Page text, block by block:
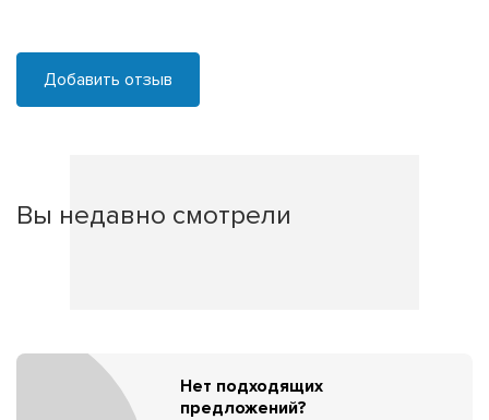
Добавить отзыв
Вы недавно смотрели
Нет подходящих
предложений?